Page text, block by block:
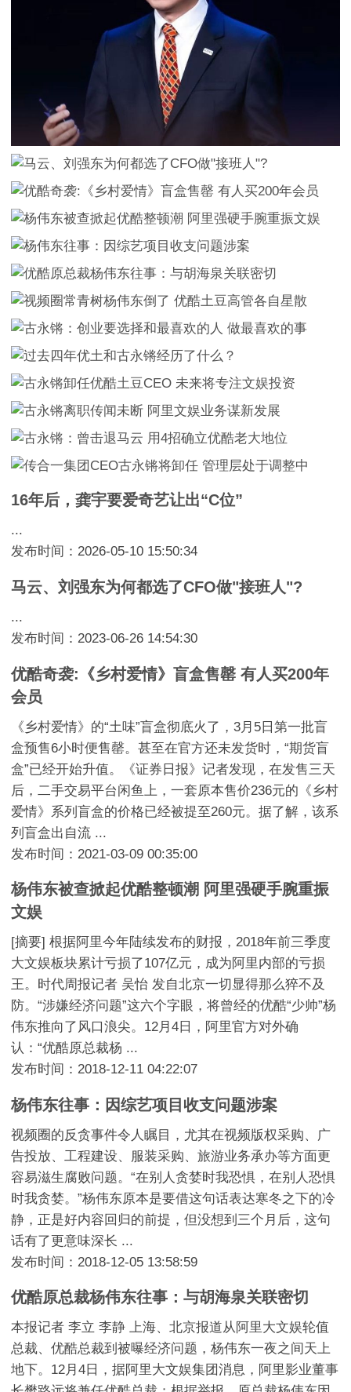
16年后，龚宇要爱奇艺让出“C位”
...
发布时间：2026-05-10 15:50:34
马云、刘强东为何都选了CFO做"接班人"?
...
发布时间：2023-06-26 14:54:30
优酷奇袭:《乡村爱情》盲盒售罄 有人买200年
会员
《乡村爱情》的“土味”盲盒彻底火了，3月5日第一批盲
盒预售6小时便售罄。甚至在官方还未发货时，“期货盲
盒”已经开始升值。《证券日报》记者发现，在发售三天
后，二手交易平台闲鱼上，一套原本售价236元的《乡村
爱情》系列盲盒的价格已经被提至260元。据了解，该系
列盲盒出自流 ...
发布时间：2021-03-09 00:35:00
杨伟东被查掀起优酷整顿潮 阿里强硬手腕重振
文娱
[摘要] 根据阿里今年陆续发布的财报，2018年前三季度
大文娱板块累计亏损了107亿元，成为阿里内部的亏损
王。时代周报记者 吴怡 发自北京一切显得那么猝不及
防。“涉嫌经济问题”这六个字眼，将曾经的优酷“少帅”杨
伟东推向了风口浪尖。12月4日，阿里官方对外确
认：“优酷原总裁杨 ...
发布时间：2018-12-11 04:22:07
杨伟东往事：因综艺项目收支问题涉案
视频圈的反贪事件令人瞩目，尤其在视频版权采购、广
告投放、工程建设、服装采购、旅游业务承办等方面更
容易滋生腐败问题。“在别人贪婪时我恐惧，在别人恐惧
时我贪婪。”杨伟东原本是要借这句话表达寒冬之下的冷
静，正是好内容回归的前提，但没想到三个月后，这句
话有了更意味深长 ...
发布时间：2018-12-05 13:58:59
优酷原总裁杨伟东往事：与胡海泉关联密切
本报记者 李立 李静 上海、北京报道从阿里大文娱轮值
总裁、优酷总裁到被曝经济问题，杨伟东一夜之间天上
地下。12月4日，据阿里大文娱集团消息，阿里影业董事